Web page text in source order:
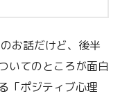
お話だけど、後半
いてのところが面白
「ポジティブ心理